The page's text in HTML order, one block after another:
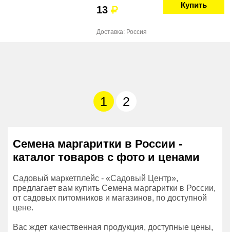
13 Купить
Доставка: Россия
1 2
Семена маргаритки в России -
каталог товаров с фото и ценами
Садовый маркетплейс - «Садовый Центр»,
предлагает вам купить Семена маргаритки в России,
от садовых питомников и магазинов, по доступной
цене.
Вас ждет качественная продукция, доступные цены,